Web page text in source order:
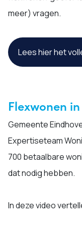
meer) vragen.
Lees hier het
Flexwonen
Gemeente
Expertiseteam
700 betaalbare
dat nodig hebben.
In deze video